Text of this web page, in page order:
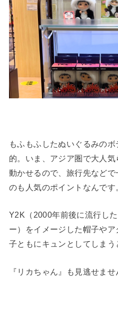
もふもふしたぬいぐるみの
的。いま、アジア圏で大人
動かせるので、旅行先などで
のも人気のポイントなんです
Y2K（2000年前後に流行し
ー）をイメージした帽子や
子ともにキュンとしてしまう
『リカちゃん』も見逃せませ